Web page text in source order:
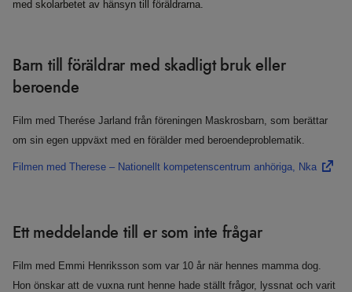
med skolarbetet av hänsyn till föräldrarna.
Barn till föräldrar med skadligt bruk eller
beroende
Film med Therése Jarland från föreningen Maskrosbarn, som berättar
om sin egen uppväxt med en förälder med beroendeproblematik.
Filmen med Therese – Nationellt kompetenscentrum anhöriga, Nka
Ett meddelande till er som inte frågar
Film med Emmi Henriksson som var 10 år när hennes mamma dog.
Hon önskar att de vuxna runt henne hade ställt frågor, lyssnat och varit